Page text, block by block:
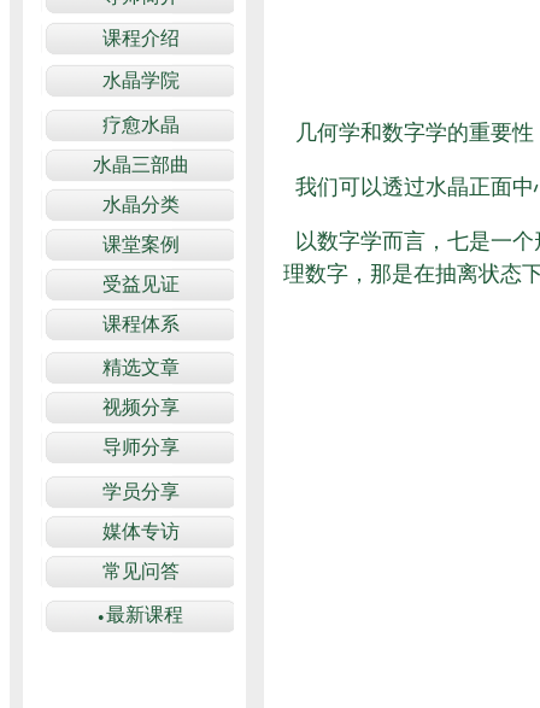
几何学和数字学的重要性
我们可以透过水晶正面
以数字学而言，七是一
理数字，那是在抽离状态